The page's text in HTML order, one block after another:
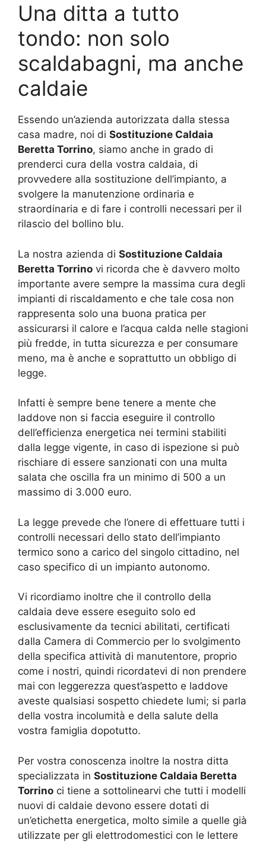
Una ditta a tutto
tondo: non solo
scaldabagni, ma anche
caldaie
Essendo un’azienda autorizzata dalla stessa
casa madre, noi di Sostituzione Caldaia
Beretta Torrino, siamo anche in grado di
prenderci cura della vostra caldaia, di
provvedere alla sostituzione dell’impianto, a
svolgere la manutenzione ordinaria e
straordinaria e di fare i controlli necessari per il
rilascio del bollino blu.
La nostra azienda di Sostituzione Caldaia
Beretta Torrino vi ricorda che è davvero molto
importante avere sempre la massima cura degli
impianti di riscaldamento e che tale cosa non
rappresenta solo una buona pratica per
assicurarsi il calore e l’acqua calda nelle stagioni
più fredde, in tutta sicurezza e per consumare
meno, ma è anche e soprattutto un obbligo di
legge.
Infatti è sempre bene tenere a mente che
laddove non si faccia eseguire il controllo
dell’efficienza energetica nei termini stabiliti
dalla legge vigente, in caso di ispezione si può
rischiare di essere sanzionati con una multa
salata che oscilla fra un minimo di 500 a un
massimo di 3.000 euro.
La legge prevede che l’onere di effettuare tutti i
controlli necessari dello stato dell’impianto
termico sono a carico del singolo cittadino, nel
caso specifico di un impianto autonomo.
Vi ricordiamo inoltre che il controllo della
caldaia deve essere eseguito solo ed
esclusivamente da tecnici abilitati, certificati
dalla Camera di Commercio per lo svolgimento
della specifica attività di manutentore, proprio
come i nostri, quindi ricordatevi di non prendere
mai con leggerezza quest’aspetto e laddove
aveste qualsiasi sospetto chiedete lumi; si parla
della vostra incolumità e della salute della
vostra famiglia dopotutto.
Per vostra conoscenza inoltre la nostra ditta
specializzata in Sostituzione Caldaia Beretta
Torrino ci tiene a sottolinearvi che tutti i modelli
nuovi di caldaie devono essere dotati di
un’etichetta energetica, molto simile a quelle già
utilizzate per gli elettrodomestici con le lettere